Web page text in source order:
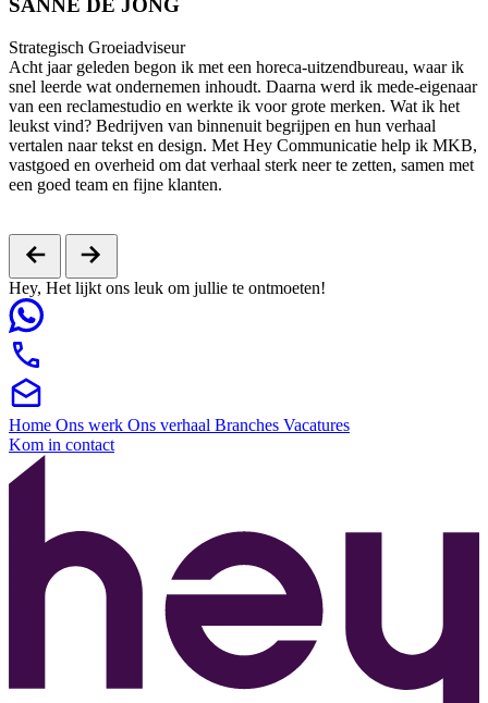
SANNE DE JONG
Strategisch Groeiadviseur
Acht jaar geleden begon ik met een horeca-uitzendbureau, waar ik
snel leerde wat ondernemen inhoudt. Daarna werd ik mede-eigenaar
van een reclamestudio en werkte ik voor grote merken. Wat ik het
leukst vind? Bedrijven van binnenuit begrijpen en hun verhaal
vertalen naar tekst en design. Met Hey Communicatie help ik MKB,
vastgoed en overheid om dat verhaal sterk neer te zetten, samen met
een goed team en fijne klanten.
Hey, Het lijkt ons leuk om jullie te ontmoeten!
Home Ons werk Ons verhaal Branches Vacatures
Kom in contact